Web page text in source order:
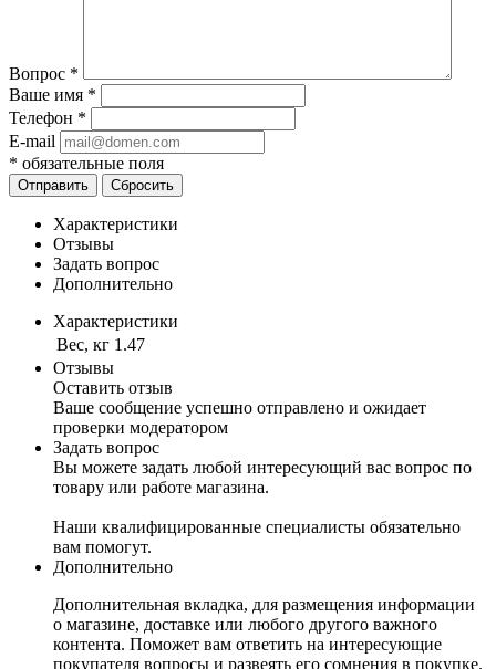
Вопрос *
Ваше имя *
Телефон *
E-mail
* обязательные поля
Отправить Сбросить
Характеристики
Отзывы
Задать вопрос
Дополнительно
Характеристики
Вес, кг 1.47
Отзывы
Оставить отзыв
Ваше сообщение успешно отправлено и ожидает
проверки модератором
Задать вопрос
Вы можете задать любой интересующий вас вопрос по
товару или работе магазина.
Наши квалифицированные специалисты обязательно
вам помогут.
Дополнительно
Дополнительная вкладка, для размещения информации
о магазине, доставке или любого другого важного
контента. Поможет вам ответить на интересующие
покупателя вопросы и развеять его сомнения в покупке.